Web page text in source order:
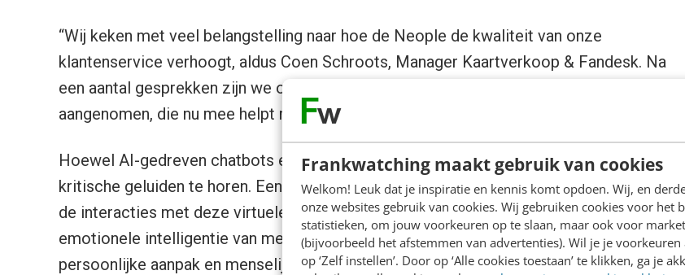
Frankwatching maakt gebruik van cookies
Welkom! Leuk dat je inspiratie en kennis komt opdoen. Wij, en
onze websites gebruik van cookies. Wij gebruiken cookies voor het
statistieken, om jouw voorkeuren op te slaan, maar ook voor
(bijvoorbeeld het afstemmen van advertenties). Wil je je voorkeuren
op ‘Zelf instellen’. Door op ‘Alle cookies toestaan’ te klikken, ga je
“Wij keken met veel belangstelling naar hoe de Neople de kwaliteit van onze
klantenservice verhoogt, aldus Coen Schroots, Manager Kaartverkoop & Fandesk. Na
een aantal gesprekken zijn we overtuigd geraakt en hebben we onze eerste Neople
aangenomen, die nu mee helpt met het beantwoorden van alle inkomende fan-vragen!”
Hoewel AI-gedreven chatbots een veelbelovende oplossing bieden, zijn er ook
kritische geluiden te horen. Een veelgehoorde zorg is het gebrek aan menselijkheid in
de interacties met deze virtuele assistenten. Vaak missen ze de empathie en
emotionele intelligentie van menselijke medewerkers. “Klanten waarderen de
persoonlijke aanpak en menselijke connectie, die ze bij traditionele klantenservice